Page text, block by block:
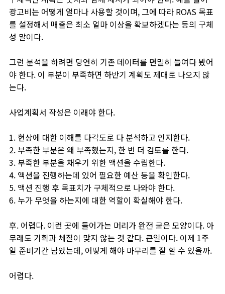
광고비는 어떻게 얼마나 사용할 것이며, 그에 따라 ROAS 목표
를 설정해서 매출은 최소 얼마 이상을 확보하겠다는 등의 구체
성 말이다.
그런 분석을 하려면 당연히 기존 데이터를 면밀히 들여다 봤어
야 한다. 이 부분이 부족하면 하반기 계획도 제대로 나오지 않
는다.
사업계획서 작성은 이래야 한다.
1. 현상에 대한 이해를 다각도로 다 분석하고 인지한다.
2. 부족한 부분은 왜 부족했는지, 한 번 더 검토를 한다.
3. 부족한 부분을 채우기 위한 액션을 수립한다.
4. 액션을 진행하는데 있어 필요한 예산 등을 확인한다.
5. 액션 진행 후 목표치가 구체적으로 나와야 한다.
6. 누가 무엇을 하는지에 대한 역할이 확실해야 한다.
후. 어렵다. 이런 곳에 들어가는 머리가 완전 굳은 모양이다. 아
무래도 기획과 체질이 맞지 않는 것 같다. 큰일이다. 이제 1주
일 준비기간 남았는데, 어떻게 해야 마무리를 잘 할 수 있을까.
어렵다.